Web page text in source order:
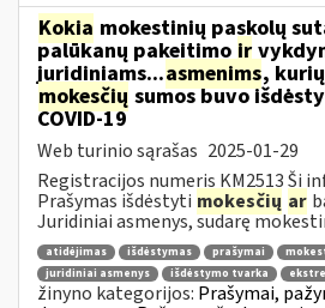
Kokia mokestinių paskolų
palūkanų pakeitimo ir
juridiniams...asmenims,
mokesčių sumos buvo
COVID-19
Web turinio sąrašas 2025-01-29
Registracijos numeris KM2513 Ši
Prašymas išdėstyti mokesčių ar
Juridiniai asmenys, sudarę
atidėjimas išdėstymas prašymai
juridiniai asmenys
išdėstymo tvarka
žinyno kategorijos: Prašymai,